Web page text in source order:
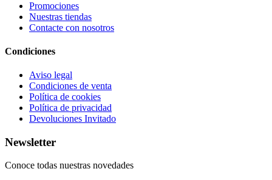
Promociones
Nuestras tiendas
Contacte con nosotros
Condiciones
Aviso legal
Condiciones de venta
Política de cookies
Política de privacidad
Devoluciones Invitado
Newsletter
Conoce todas nuestras novedades